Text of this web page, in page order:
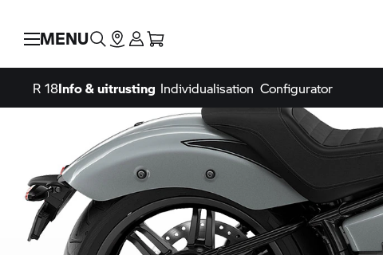
MENU
R 18Info & uitrusting Individualisation Configurator